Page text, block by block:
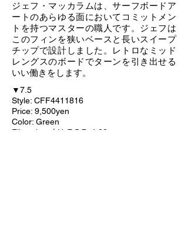
ジェフ・マッカラムは、サーフボードア
ートのあらゆる面においてコミットメン
トを持つマスターの職人です。ジェフは
このフィンを狭いベースと長いスイープ
チップで設計しました。レトロなミッド
レングスのボードでターンを引き出せる
いい働きをします。
▼7.5
Style: CFF4411816
Price: 9,500yen
Color: Green
Fiberglass | H: 7.5 B: 4.83